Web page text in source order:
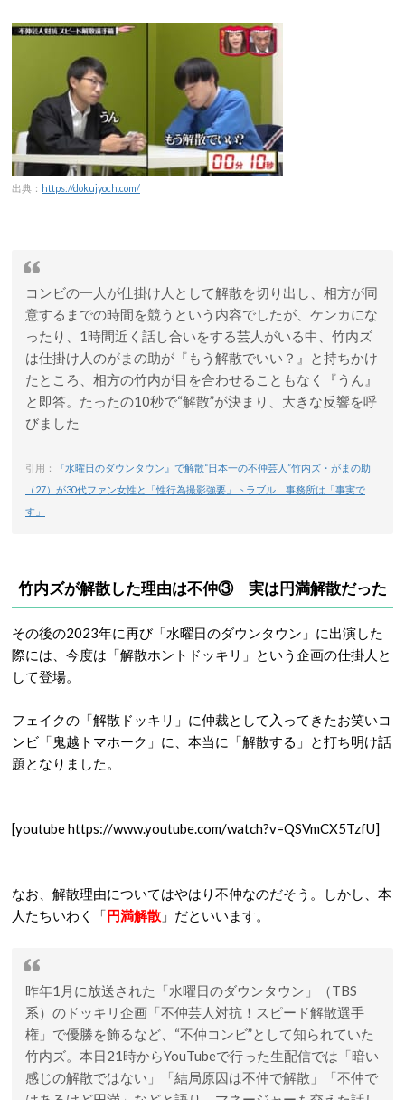
出典： https://dokujyoch.com/
コンビの一人が仕掛け人として解散を切り出し、相方が同
意するまでの時間を競うという内容でしたが、ケンカにな
ったり、1時間近く話し合いをする芸人がいる中、竹内ズ
は仕掛け人のがまの助が『もう解散でいい？』と持ちかけ
たところ、相方の竹内が目を合わせることもなく『うん』
と即答。たったの10秒で“解散”が決まり、大きな反響を呼
びました
引用：
『水曜日のダウンタウン』で解散“日本一の不仲芸人”竹内ズ・がまの助
（27）が30代ファン女性と「性行為撮影強要」トラブル 事務所は「事実で
す」
竹内ズが解散した理由は不仲③ 実は円満解散だった
その後の2023年に再び「水曜日のダウンタウン」に出演した
際には、今度は「解散ホントドッキリ」という企画の仕掛人と
して登場。
フェイクの「解散ドッキリ」に仲裁として入ってきたお笑いコ
ンビ「鬼越トマホーク」に、本当に「解散する」と打ち明け話
題となりました。
[youtube https://www.youtube.com/watch?v=QSVmCX5TzfU]
なお、解散理由についてはやはり不仲なのだそう。しかし、本
人たちいわく「円満解散 」だといいます。
昨年1月に放送された「水曜日のダウンタウン」（TBS
系）のドッキリ企画「不仲芸人対抗！スピード解散選手
権」で優勝を飾るなど、“不仲コンビ”として知られていた
竹内ズ。本日21時からYouTubeで行った生配信では「暗い
感じの解散ではない」「結局原因は不仲で解散」「不仲で